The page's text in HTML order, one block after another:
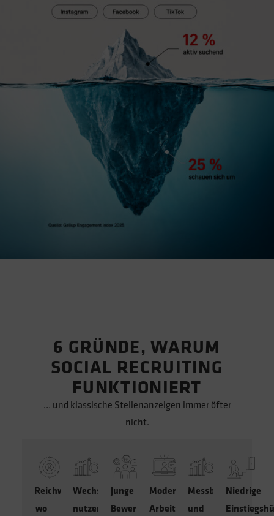
6 GRÜNDE, WARUM
SOCIAL RECRUITING
FUNKTIONIERT
… und klassische Stellenanzeigen immer öfter
nicht.
Reichweite,
wo
Wechselmotivation
nutzen
Junge
Bewerber
Modernes
Arbeitgeberbild
Messbar
und
Niedrige